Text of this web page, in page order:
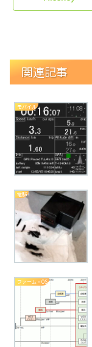
関連記事
モバイル
電脳
ファーム・OS